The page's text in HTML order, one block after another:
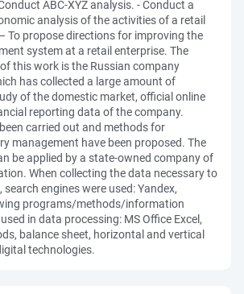
ABC-XYZ analysis. - Conduct a
analysis of the activities of a retail
To propose directions for improving the
system at a retail enterprise. The
this work is the Russian company
has collected a large amount of
of the domestic market, official online
reporting data of the company.
carried out and methods for
management have been proposed. The
be applied by a state-owned company of
When collecting the data necessary to
engines were used: Yandex,
programs/methods/information
in data processing: MS Office Excel,
balance sheet, horizontal and vertical
technologies.